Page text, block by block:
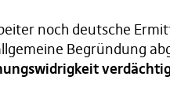
noch deutsche
Begründung